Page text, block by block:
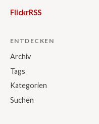
FlickrRSS
ENTDECKEN
Archiv
Tags
Kategorien
Suchen